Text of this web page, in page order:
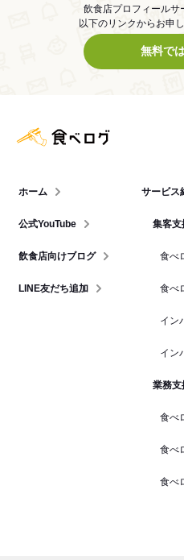
飲食店プロフィールサ
以下のリンクからお申
無料で
ホーム
公式YouTube
飲食店向けブログ
LINE友だち追加
サービス
集客支
食べ
食べ
イン
イン
業務支
食べ
食べ
食べ